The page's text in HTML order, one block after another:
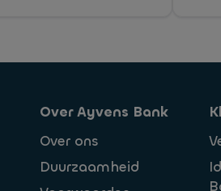
Over Ayvens Bank
Over ons
Duurzaamheid